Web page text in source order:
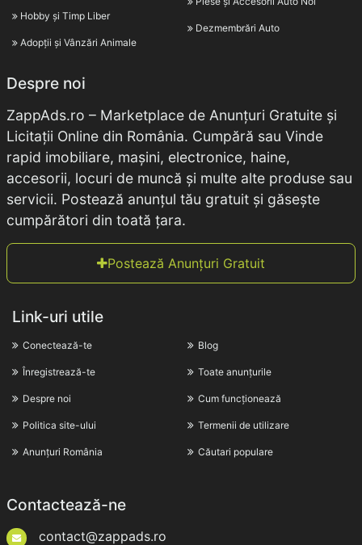
Hobby și Timp Liber
Adopții și Vânzări Animale
Dezmembrări Auto
Despre noi
ZappAds.ro – Marketplace de Anunțuri Gratuite și
Licitații Online din România. Cumpără sau Vinde
rapid imobiliare, mașini, electronice, haine,
accesorii, locuri de muncă și multe alte produse sau
servicii. Postează anunțul tău gratuit și găsește
cumpărători din toată țara.
Postează Anunțuri Gratuit
Link-uri utile
Conectează-te
Înregistrează-te
Despre noi
Politica site-ului
Anunțuri România
Blog
Toate anunțurile
Cum funcționează
Termenii de utilizare
Căutari populare
Contactează-ne
contact@zappads.ro